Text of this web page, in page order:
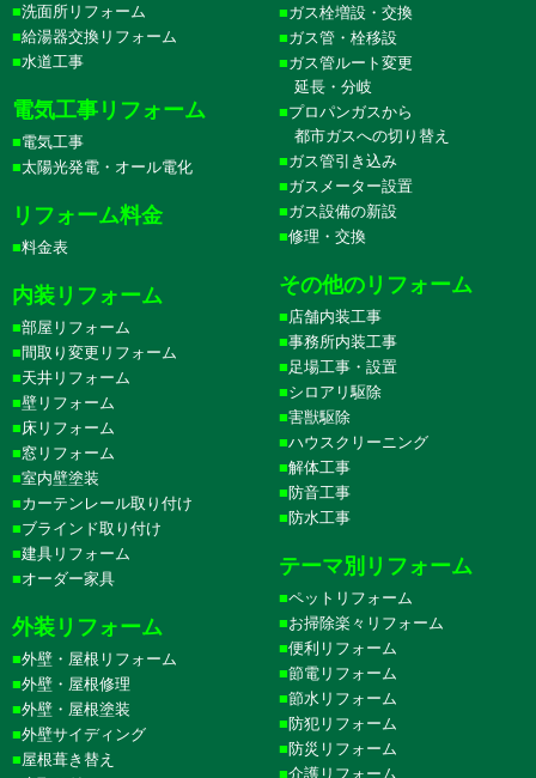
洗面所リフォーム
給湯器交換リフォーム
水道工事
電気工事リフォーム
電気工事
太陽光発電・オール電化
リフォーム料金
料金表
内装リフォーム
部屋リフォーム
間取り変更リフォーム
天井リフォーム
壁リフォーム
床リフォーム
窓リフォーム
室内壁塗装
カーテンレール取り付け
ブラインド取り付け
建具リフォーム
オーダー家具
外装リフォーム
外壁・屋根リフォーム
外壁・屋根修理
外壁・屋根塗装
外壁サイディング
屋根葺き替え
ガス栓増設・交換
ガス管・栓移設
ガス管ルート変更
延長・分岐
プロパンガスから
都市ガスへの切り替え
ガス管引き込み
ガスメーター設置
ガス設備の新設
修理・交換
その他のリフォーム
店舗内装工事
事務所内装工事
足場工事・設置
シロアリ駆除
害獣駆除
ハウスクリーニング
解体工事
防音工事
防水工事
テーマ別リフォーム
ペットリフォーム
お掃除楽々リフォーム
便利リフォーム
節電リフォーム
節水リフォーム
防犯リフォーム
防災リフォーム
介護リフォーム